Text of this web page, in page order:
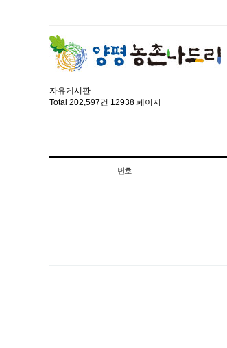
자유게시판
Total 202,597건 12938 페이지
번호